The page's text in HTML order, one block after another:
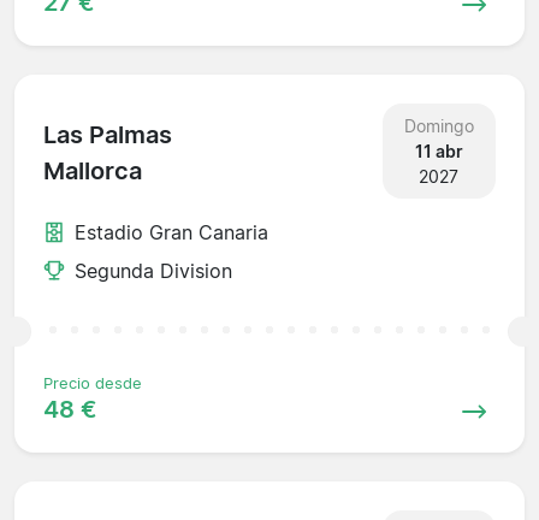
Las Palmas
Mallorca
Domingo
11 abr
2027
Estadio Gran Canaria
Segunda Division
Precio desde
48 €